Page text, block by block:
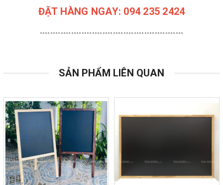
ĐẶT HÀNG NGAY: 094 235 2424
-------------------------------------------------------
SẢN PHẨM LIÊN QUAN